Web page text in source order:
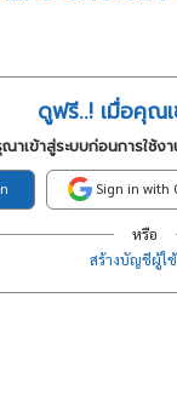
ดูฟรี..! เมื่อคุณเ
าเข้าสู่ระบบก่อนการใช้
Sign in with
หรือ
สร้างบัญชีผู้ใ